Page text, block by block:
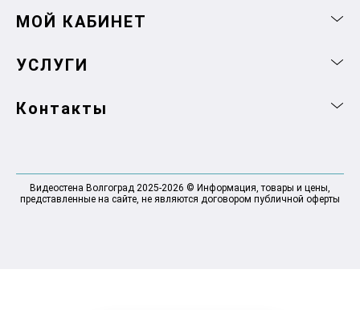
МОЙ КАБИНЕТ
УСЛУГИ
Контакты
Видеостена Волгоград 2025-2026 © Информация, товары и цены,
представленные на сайте, не являются договором публичной оферты